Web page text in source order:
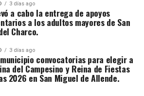
3 días ago
a cabo la entrega de apoyos
a los adultos mayores de San
Charco.
3 días ago
convocatorias para elegir a
del Campesino y Reina de Fiestas
2026 en San Miguel de Allende.